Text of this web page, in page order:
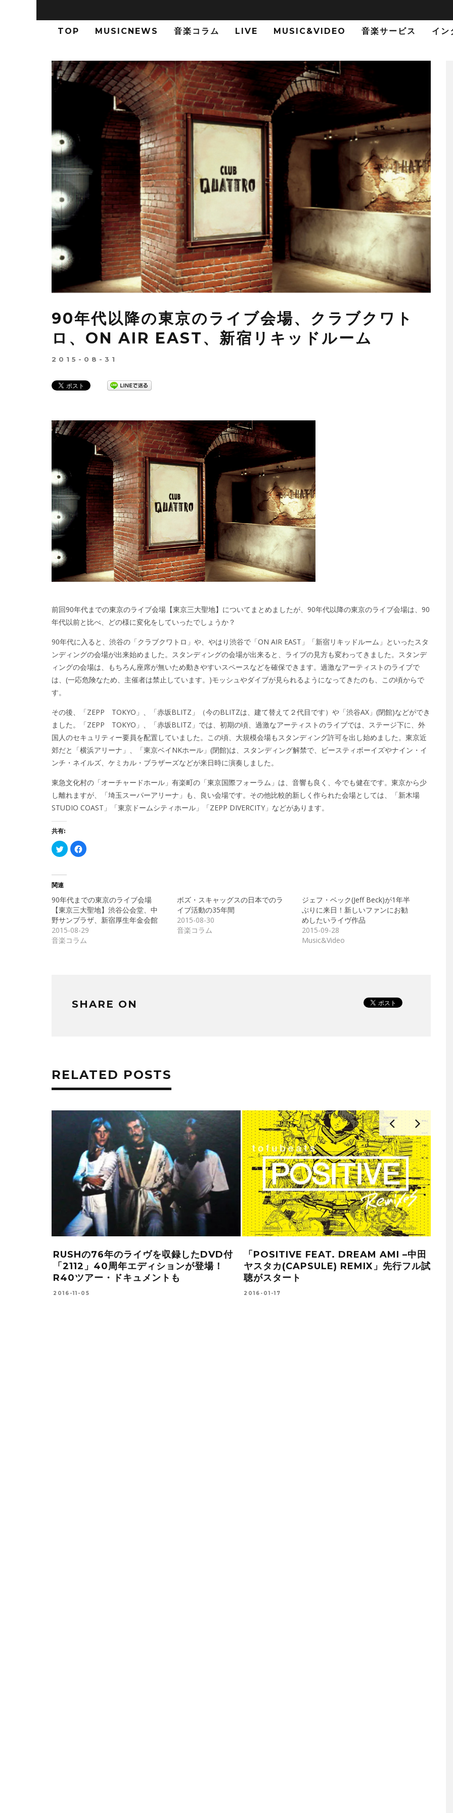
TOP MUSICNEWS 音楽コラム LIVE MUSIC&VIDEO 音楽サービス イン
90年代以降の東京のライブ会場、クラブクワト
ロ、ON AIR EAST、新宿リキッドルーム
2015-08-31
前回90年代までの東京のライブ会場【東京三大聖地】 についてまとめましたが、90年代以降の東京のライブ会場は、90
年代以前と比べ、どの様に変化をしていったでしょうか？
90年代に入ると、渋谷の「クラブクワトロ」や、やはり渋谷で「ON AIR EAST」「新宿リキッドルーム」といったスタ
ンディングの会場が出来始めました。スタンディングの会場が出来ると、ライブの見方も変わってきました。スタンデ
ィングの会場は、もちろん座席が無いため動きやすいスペースなどを確保できます。過激なアーティストのライブで
は、(一応危険なため、主催者は禁止しています。)モッシュやダイブが見られるようになってきたのも、この頃からで
す。
その後、「ZEPP TOKYO」、「赤坂BLITZ」（今のBLITZは、建て替えて２代目です）や「渋谷AX」(閉館)などができ
ました。「ZEPP TOKYO」、「赤坂BLITZ」では、初期の頃、過激なアーティストのライブでは、ステージ下に、外
国人のセキュリティー要員を配置していました。この頃、大規模会場もスタンディング許可を出し始めました。東京近
郊だと「横浜アリーナ」、「東京ベイNKホール」(閉館)は、スタンディング解禁で、ビースティボーイズやナイン・イ
ンチ・ネイルズ、ケミカル・ブラザーズなどが来日時に演奏しました。
東急文化村の「オーチャードホール」有楽町の「東京国際フォーラム」は、音響も良く、今でも健在です。東京から少
し離れますが、「埼玉スーパーアリーナ」も、良い会場です。その他比較的新しく作られた会場としては、「新木場
STUDIO COAST」「東京ドームシティホール」「ZEPP DIVERCITY」などがあります。
共有:
ク
リ
て
共
有
(新
し
い
ウ
ィ
ン
ド
Facebook
で
ク
リ
ッ
ク
し
て
く
だ
さ
ウ
で
関連
90年代までの東京のライブ会場
【東京三大聖地】渋谷公会堂、中
野サンプラザ、新宿厚生年金会館
2015-08-29
音楽コラム
ボズ・スキャッグスの日本でのラ
イブ活動の35年間
2015-08-30
音楽コラム
ジェフ・ベック(Jeff Beck)が1年半
ぶりに来日！新しいファンにお勧
めしたいライヴ作品
2015-09-28
Music&Video
SHARE ON
RELATED POSTS
76年のライヴを収録したDVD付
40周年エディションが登場！
ー・ドキュメントも
「POSITIVE FEAT. DREAM AMI –中田
ヤスタカ(CAPSULE) REMIX」先行フル試
聴がスタート
変わらないものなどな
った。TOKYOGUM【